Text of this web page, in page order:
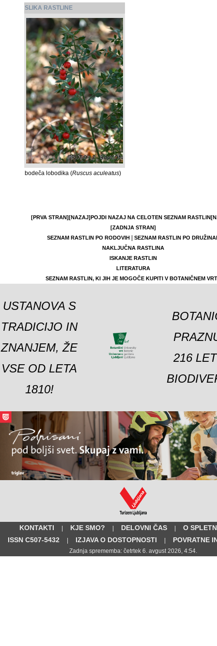
SLIKA RASTLINE
bodeča lobodika (Ruscus aculeatus)
[PRVA STRAN][NAZAJ]POJDI NAZAJ NA CELOTEN SEZNAM RASTLIN
[ZADNJA STRAN]
SEZNAM RASTLIN PO RODOVIH|
SEZNAM RASTLIN PO
NAKLJUČNA RASTLINA
ISKANJE RASTLIN
LITERATURA
SEZNAM RASTLIN, KI JIH JE MOGOČE KUPITI V BOTANIČNEM
USTANOVA S
TRADICIJO IN
ZNANJEM, ŽE
VSE OD LETA
1810!
216
KONTAKTI | KJE SMO? | DELOVNI ČAS |
O
ISSN C507-5432
| IZJAVA O DOSTOPNOSTI | POVRATNE
Zadnja sprememba: četrtek 6. avgust 2026, 4:54.